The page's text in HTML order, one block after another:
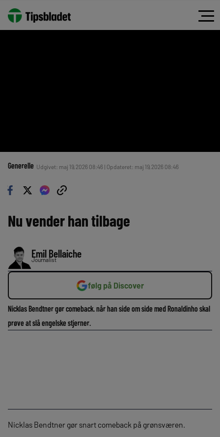
Generelle Udgivet: maj 19, 2026 08:46 | Opdateret: maj 19, 2026 08:46
Nu vender han tilbage
Emil Bellaiche
Journalist
følg på Discover
Nicklas Bendtner gør comeback. når han side om side med Ronaldinho skal
prøve at slå engelske stjerner.
Nicklas Bendtner gør snart comeback på grønsværen.